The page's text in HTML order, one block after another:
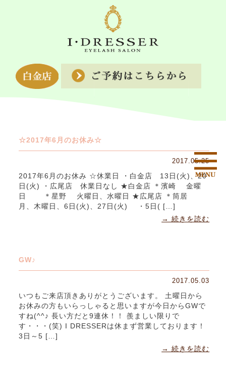
☆2017年6月のお休み☆
2017.05.25
2017年6月のお休み ☆休業日 ・白金店 13日(火)、20
日(火) ・広尾店 休業日なし ★白金店 ＊濱崎 金曜
日 ＊星野 火曜日、水曜日 ★広尾店 ＊筒居
月、木曜日、6日(火)、27日(火) ・5日( […]
→ 続きを読む
GW♪
2017.05.03
いつもご来店頂きありがとうございます。 土曜日から
お休みの方もいらっしゃると思いますが今日からGWで
すね(^^♪ 長い方だと9連休！！ 羨ましい限りで
す・・・(笑) I DRESSERは休まず営業しております！
3日～5 […]
→ 続きを読む